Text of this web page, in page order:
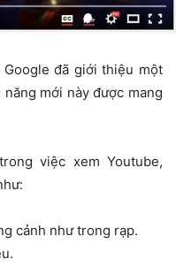
đã giới thiệu một
mới này được mang
việc xem Youtube,
cảnh như trong rạp.